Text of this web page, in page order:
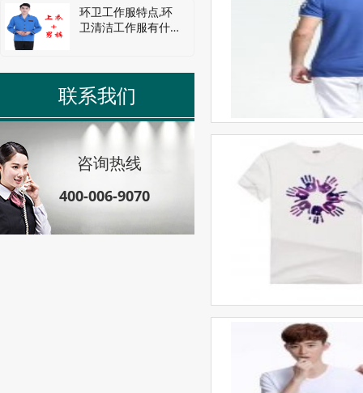
环卫工作服特点,环
卫清洁工作服有什么
联系我们
咨询热线
400-006-9070